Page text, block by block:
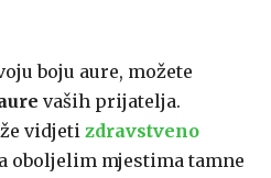
boju aure, možete
vaših prijatelja.
vidjeti zdravstveno
oboljelim mjestima tamne